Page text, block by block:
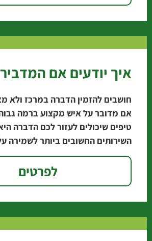
איך יודעים אם
חושבים להזמין הדברה במרכז ולא
אם מדובר על איש מקצוע ברמה
טיפים שיכולים לעזור לכם הדברה
השירותים החשובים ביותר לשמירה
לפרטים